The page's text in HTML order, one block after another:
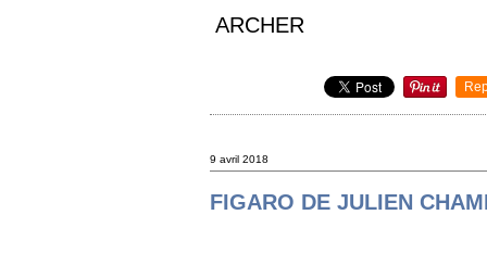
ARCHER
9 avril 2018
FIGARO DE JULIEN